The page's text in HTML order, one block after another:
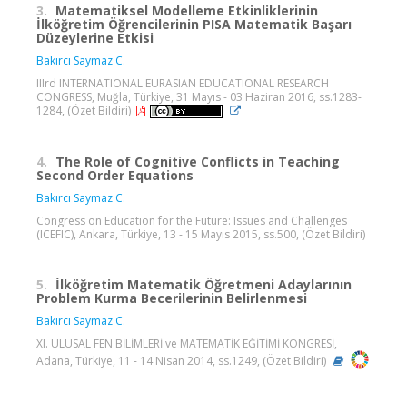
3. Matematiksel Modelleme Etkinliklerinin
İlköğretim Öğrencilerinin PISA Matematik Başarı
Düzeylerine Etkisi
Bakırcı Saymaz C.
IIIrd INTERNATIONAL EURASIAN EDUCATIONAL RESEARCH
CONGRESS, Muğla, Türkiye, 31 Mayıs - 03 Haziran 2016, ss.1283-
1284, (Özet Bildiri)
4. The Role of Cognitive Conflicts in Teaching
Second Order Equations
Bakırcı Saymaz C.
Congress on Education for the Future: Issues and Challenges
(ICEFIC), Ankara, Türkiye, 13 - 15 Mayıs 2015, ss.500, (Özet Bildiri)
5. İlköğretim Matematik Öğretmeni Adaylarının
Problem Kurma Becerilerinin Belirlenmesi
Bakırcı Saymaz C.
XI. ULUSAL FEN BİLİMLERİ ve MATEMATİK EĞİTİMİ KONGRESİ,
Adana, Türkiye, 11 - 14 Nisan 2014, ss.1249, (Özet Bildiri)